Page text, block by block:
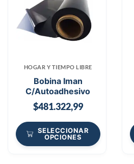
HOGAR Y TIEMPO LIBRE
Bobina Iman
C/Autoadhesivo
$481.322,99
SELECCIONAR
OPCIONES